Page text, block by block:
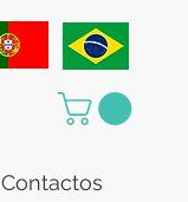
Contactos